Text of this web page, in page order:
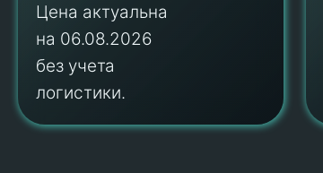
Цена актуальна
на 06.08.2026
без учета
логистики.